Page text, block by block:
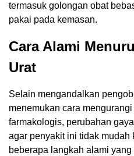
termasuk golongan obat
pakai pada kemasan.
Cara Alami
Urat
Selain mengandalkan
menemukan cara
farmakologis, perubahan
agar penyakit ini tidak mudah
beberapa langkah alami